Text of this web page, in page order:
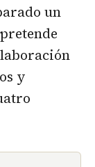
un
y